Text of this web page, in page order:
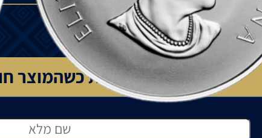
למדיניות המשלוחים
רוצה לדעת כשהמוצר